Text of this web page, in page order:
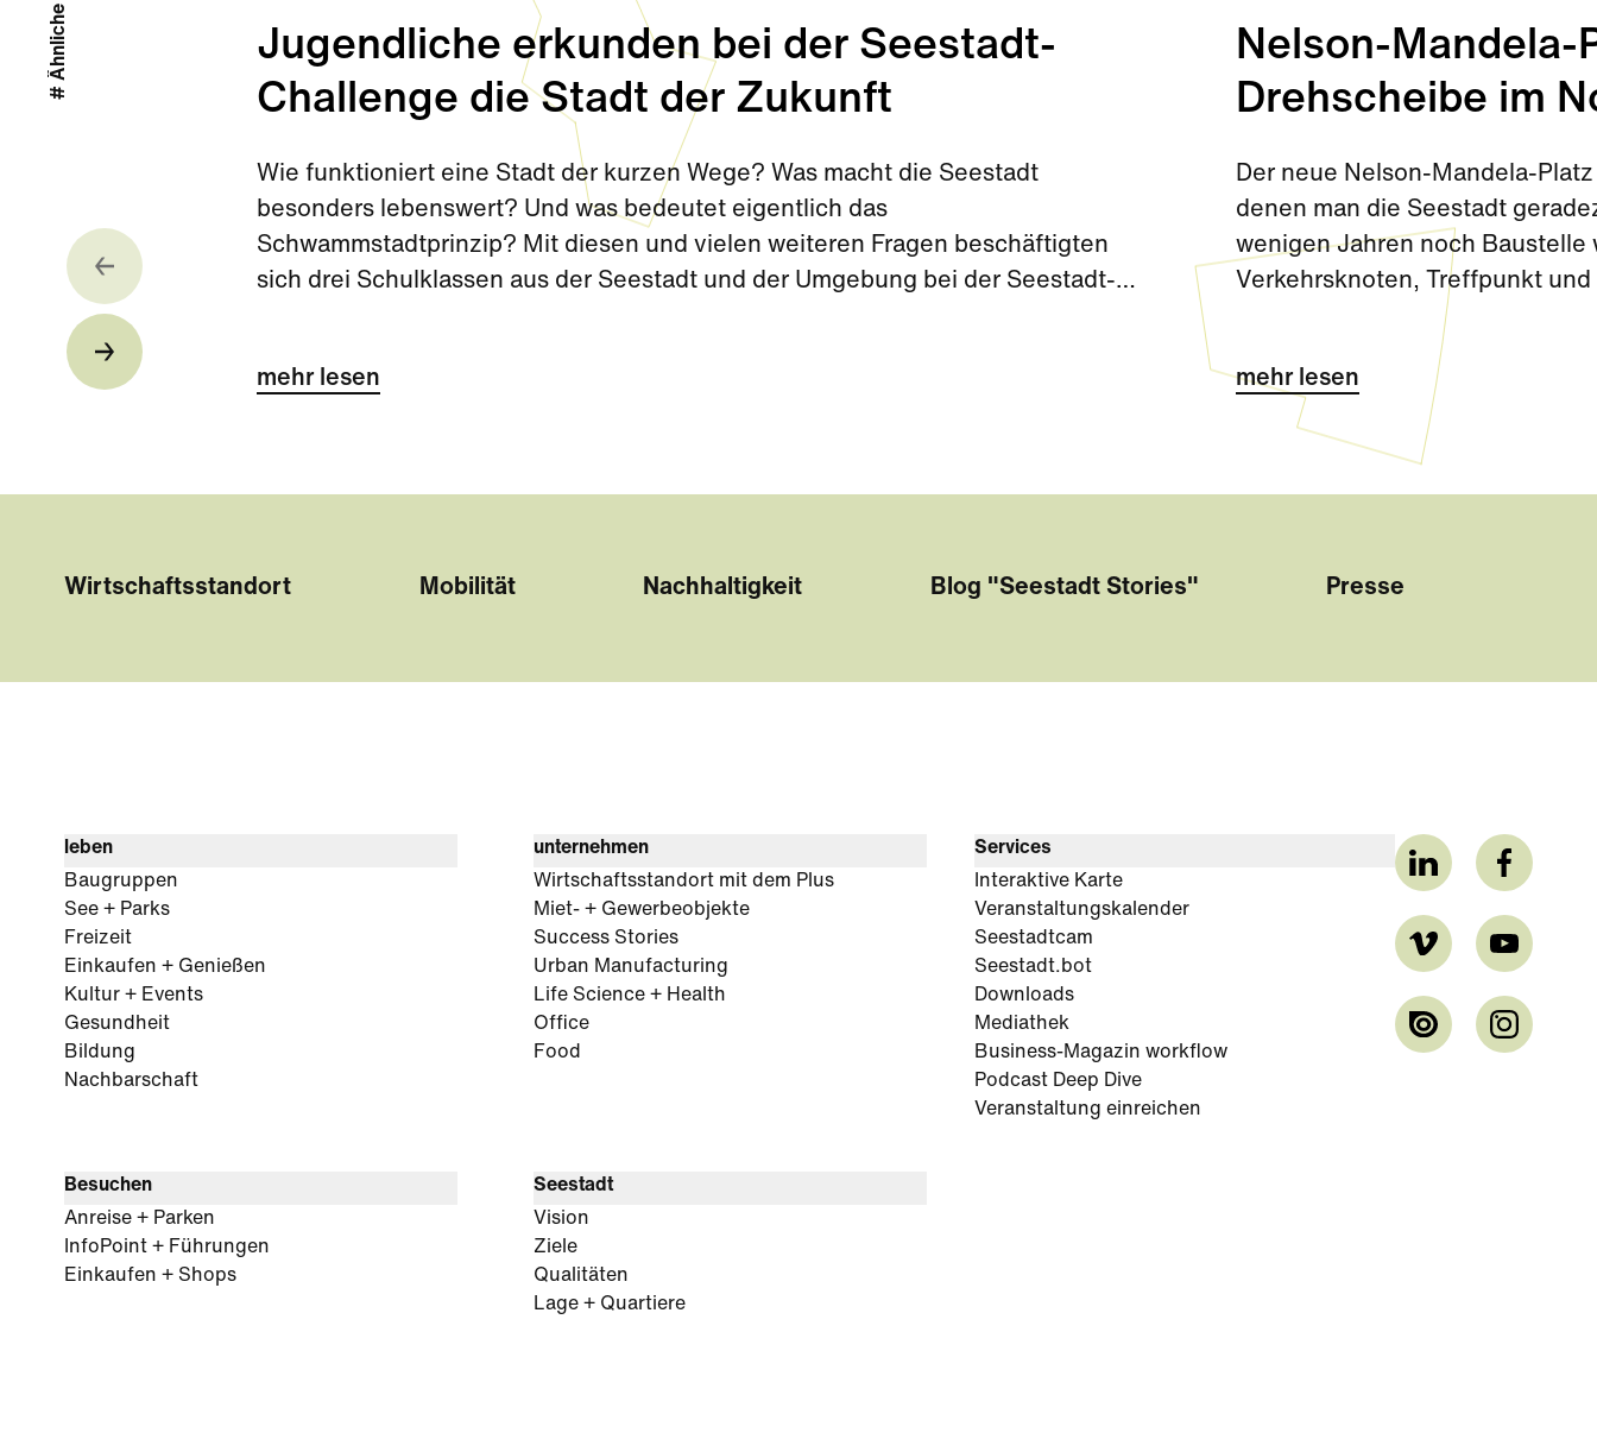
Jugendliche erkunden bei der Seestadt-
Challenge die Stadt der Zukunft
Wie funktioniert eine Stadt der kurzen Wege? Was macht die Seestadt
besonders lebenswert? Und was bedeutet eigentlich das
Schwammstadtprinzip? Mit diesen und vielen weiteren Fragen beschäftigten
sich drei Schulklassen aus der Seestadt und der Umgebung bei der Seestadt-
mehr lesen
Nelson-
Drehscheibe im
Der neue Nelson-Mandela-
denen man die Seestadt
wenigen Jahren noch Baustelle
Verkehrsknoten, Treffpunkt
wichtiges Tor zur Seestadt.
mehr lesen
Wirtschaftsstandort Mobilität Nachhaltigkeit Blog "Seestadt Stories" Presse
leben
Baugruppen
See + Parks
Freizeit
Einkaufen + Genießen
Kultur + Events
Gesundheit
Bildung
Nachbarschaft
unternehmen
Wirtschaftsstandort mit dem Plus
Miet- + Gewerbeobjekte
Success Stories
Urban Manufacturing
Life Science + Health
Office
Food
Besuchen
Anreise + Parken
InfoPoint + Führungen
Einkaufen + Shops
Seestadt
Vision
Ziele
Qualitäten
Lage + Quartiere
Services
Interaktive Karte
Veranstaltungskalender
Seestadtcam
Seestadt.bot
Downloads
Mediathek
Business-Magazin workflow
Podcast Deep Dive
Veranstaltung einreichen